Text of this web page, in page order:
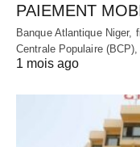
PAIEMENT
Banque Atlantique Niger,
Centrale Populaire
1 mois ago